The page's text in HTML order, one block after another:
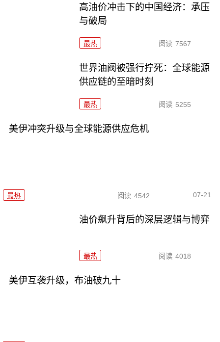
高油价冲击下的中国经济：承压
与破局
最热 阅读 7567
世界油阀被强行拧死：全球能源
供应链的至暗时刻
最热 阅读 5255
美伊冲突升级与全球能源供应危机
最热 阅读 4542 07-21
油价飙升背后的深层逻辑与博弈
最热 阅读 4018
美伊互袭升级，布油破九十